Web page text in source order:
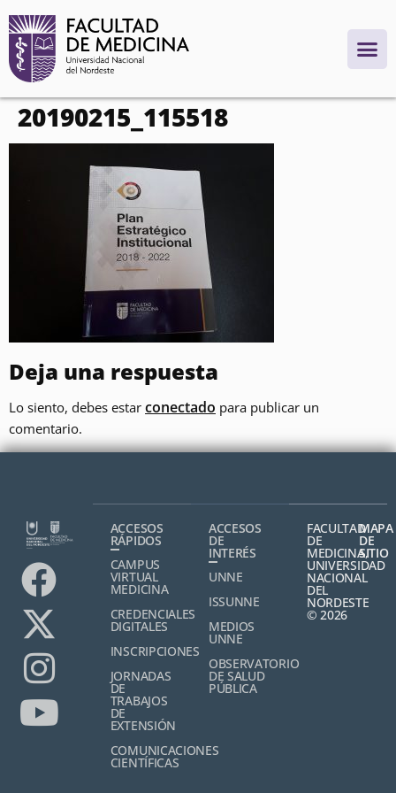
contenido
20190215_115518
Deja una respuesta
Lo siento, debes estar conectado para publicar un
comentario.
ACCESOS
RÁPIDOS
CAMPUS
VIRTUAL
MEDICINA
CREDENCIALES
DIGITALES
INSCRIPCIONES
JORNADAS
DE
TRABAJOS
DE
EXTENSIÓN
COMUNICACIONES
CIENTÍFICAS
ACCESOS
DE
INTERÉS
UNNE
ISSUNNE
MEDIOS
UNNE
OBSERVATORIO
DE SALUD
PÚBLICA
FACULTAD
DE
MEDICINA,
UNIVERSIDAD
NACIONAL
DEL
NORDESTE
© 2026
MAPA
DE
SITIO